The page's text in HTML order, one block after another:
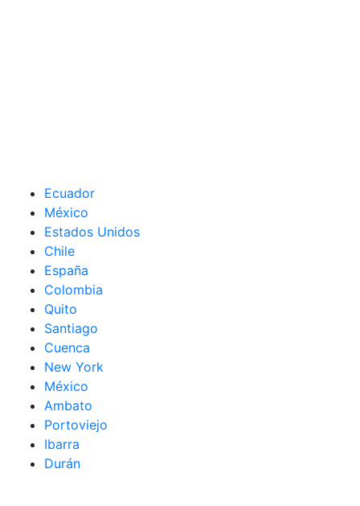
Ecuador
México
Estados Unidos
Chile
España
Colombia
Quito
Santiago
Cuenca
New York
México
Ambato
Portoviejo
Ibarra
Durán